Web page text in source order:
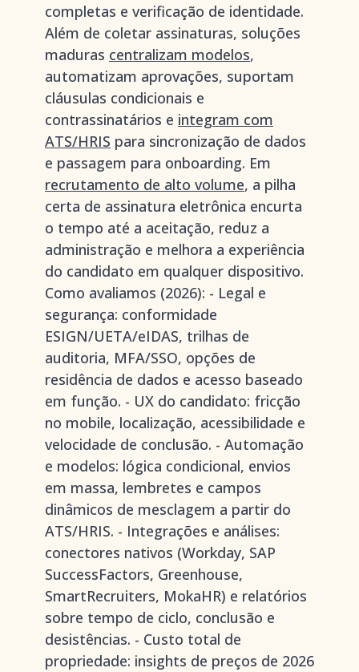
completas e verificação de identidade.
Além de coletar assinaturas, soluções
maduras centralizam modelos,
automatizam aprovações, suportam
cláusulas condicionais e
contrassinatários e integram com
ATS/HRIS para sincronização de dados
e passagem para onboarding. Em
recrutamento de alto volume, a pilha
certa de assinatura eletrônica encurta
o tempo até a aceitação, reduz a
administração e melhora a experiência
do candidato em qualquer dispositivo.
Como avaliamos (2026): - Legal e
segurança: conformidade
ESIGN/UETA/eIDAS, trilhas de
auditoria, MFA/SSO, opções de
residência de dados e acesso baseado
em função. - UX do candidato: fricção
no mobile, localização, acessibilidade e
velocidade de conclusão. - Automação
e modelos: lógica condicional, envios
em massa, lembretes e campos
dinâmicos de mesclagem a partir do
ATS/HRIS. - Integrações e análises:
conectores nativos (Workday, SAP
SuccessFactors, Greenhouse,
SmartRecruiters, MokaHR) e relatórios
sobre tempo de ciclo, conclusão e
desistências. - Custo total de
propriedade: insights de preços de 2026